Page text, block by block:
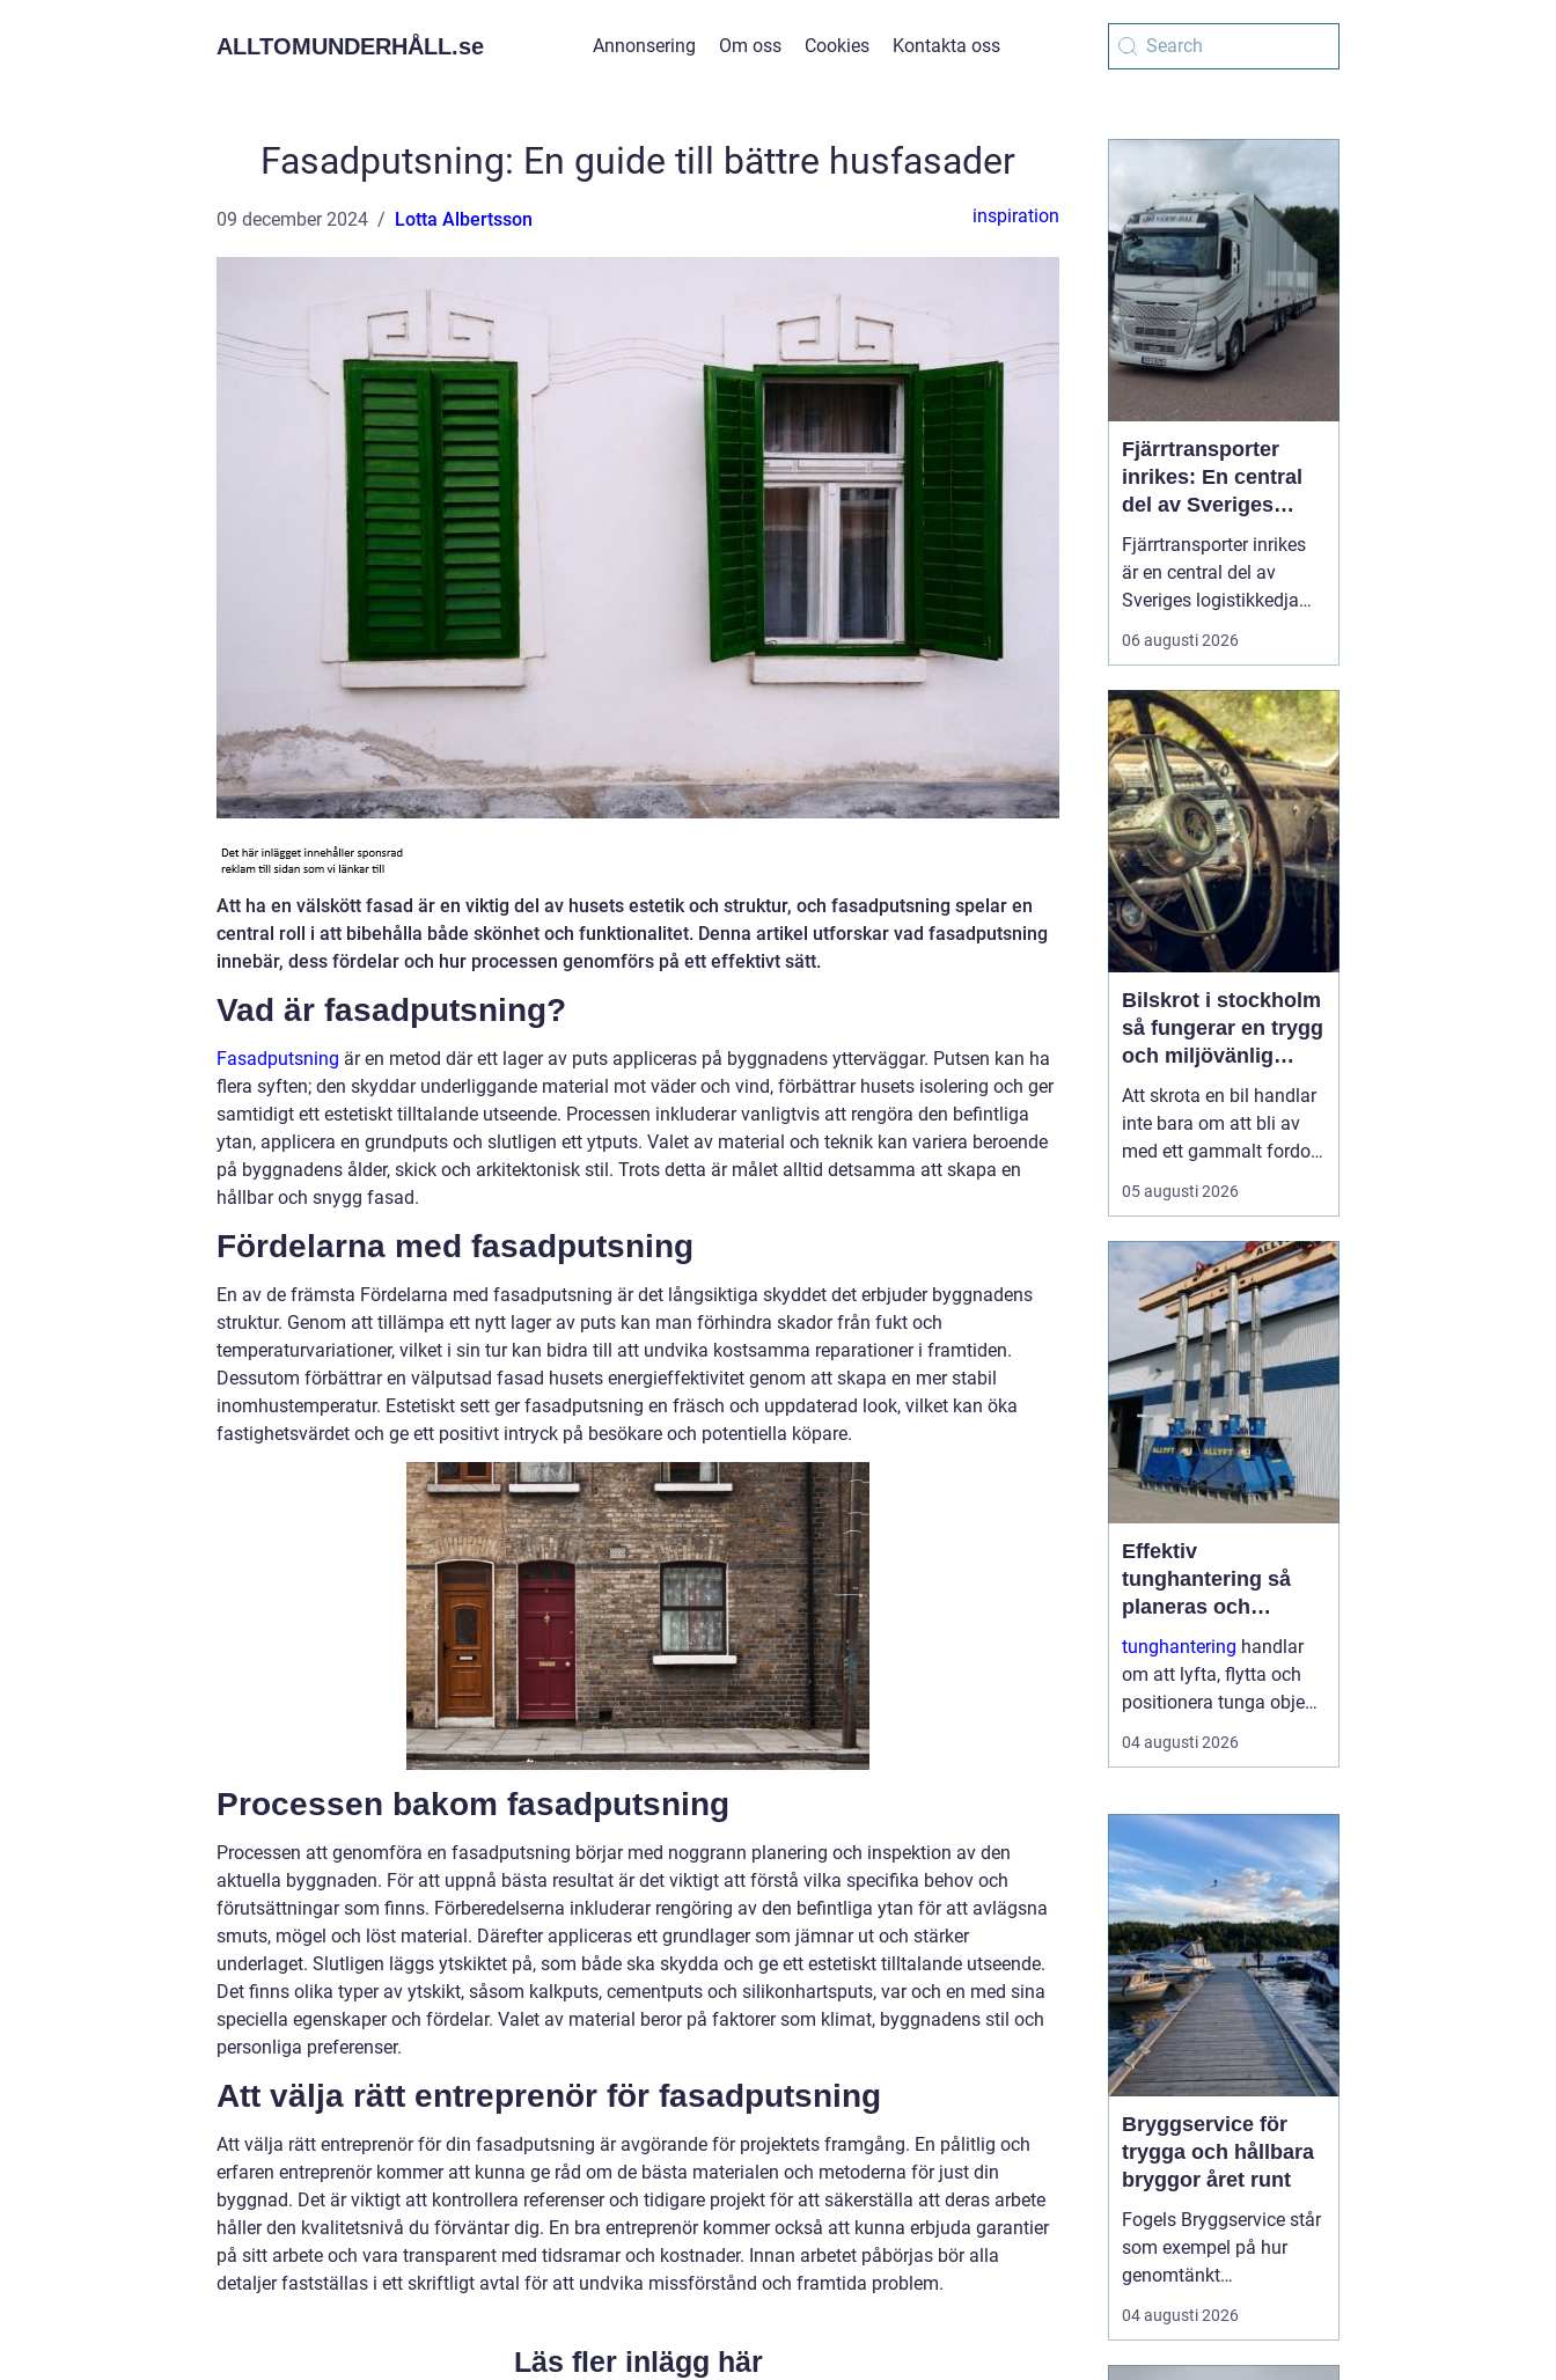
ALLTOMUNDERHÅLL.se Annonsering Om oss Cookies Kontakta oss
Fasadputsning: En guide till bättre husfasader
09 december 2024 Lotta Albertsson inspiration
Att ha en välskött fasad är en viktig del av husets estetik och struktur, och fasadputsning spelar en
central roll i att bibehålla både skönhet och funktionalitet. Denna artikel utforskar vad fasadputsning
innebär, dess fördelar och hur processen genomförs på ett effektivt sätt.
Vad är fasadputsning?
Fasadputsning är en metod där ett lager av puts appliceras på byggnadens ytterväggar. Putsen kan ha
flera syften; den skyddar underliggande material mot väder och vind, förbättrar husets isolering och ger
samtidigt ett estetiskt tilltalande utseende. Processen inkluderar vanligtvis att rengöra den befintliga
ytan, applicera en grundputs och slutligen ett ytputs. Valet av material och teknik kan variera beroende
på byggnadens ålder, skick och arkitektonisk stil. Trots detta är målet alltid detsamma att skapa en
hållbar och snygg fasad.
Fördelarna med fasadputsning
En av de främsta Fördelarna med fasadputsning är det långsiktiga skyddet det erbjuder byggnadens
struktur. Genom att tillämpa ett nytt lager av puts kan man förhindra skador från fukt och
temperaturvariationer, vilket i sin tur kan bidra till att undvika kostsamma reparationer i framtiden.
Dessutom förbättrar en välputsad fasad husets energieffektivitet genom att skapa en mer stabil
inomhustemperatur. Estetiskt sett ger fasadputsning en fräsch och uppdaterad look, vilket kan öka
fastighetsvärdet och ge ett positivt intryck på besökare och potentiella köpare.
Processen bakom fasadputsning
Processen att genomföra en fasadputsning börjar med noggrann planering och inspektion av den
aktuella byggnaden. För att uppnå bästa resultat är det viktigt att förstå vilka specifika behov och
förutsättningar som finns. Förberedelserna inkluderar rengöring av den befintliga ytan för att avlägsna
smuts, mögel och löst material. Därefter appliceras ett grundlager som jämnar ut och stärker
underlaget. Slutligen läggs ytskiktet på, som både ska skydda och ge ett estetiskt tilltalande utseende.
Det finns olika typer av ytskikt, såsom kalkputs, cementputs och silikonhartsputs, var och en med sina
speciella egenskaper och fördelar. Valet av material beror på faktorer som klimat, byggnadens stil och
personliga preferenser.
Att välja rätt entreprenör för fasadputsning
Att välja rätt entreprenör för din fasadputsning är avgörande för projektets framgång. En pålitlig och
erfaren entreprenör kommer att kunna ge råd om de bästa materialen och metoderna för just din
byggnad. Det är viktigt att kontrollera referenser och tidigare projekt för att säkerställa att deras arbete
håller den kvalitetsnivå du förväntar dig. En bra entreprenör kommer också att kunna erbjuda garantier
på sitt arbete och vara transparent med tidsramar och kostnader. Innan arbetet påbörjas bör alla
detaljer fastställas i ett skriftligt avtal för att undvika missförstånd och framtida problem.
Läs fler inlägg här
Fjärrtransporter
inrikes: En central
del av Sveriges
logistikkedja
Fjärrtransporter inrikes
är en central del av
Sveriges logistikkedja
och avgörande för att
varor ska nå rätt plats i
välplanerade rutter,
samordnade flöden och
moderna fordon kan
före...
06 augusti 2026
Bilskrot i stockholm
så fungerar en trygg
och miljövänlig
skrotning
Att skrota en bil handlar
inte bara om att bli av
med ett gammalt fordon.
För många bilägare i
Stockholm väcker
går skrotningen till?
Vilka papper behövs?
Hur ser man till att bilen
tas om hand på ett
miljöriktigt sätt? En
seriö...
05 augusti 2026
Effektiv
tunghantering så
planeras och
genomförs säkra
lyft
tunghantering handlar
om att lyfta, flytta och
positionera tunga objekt
som maskiner, hus, broar
och stora
Arbetet kräver noggrann
planering,
specialutrustning och ett
stort fokus på
säkerhet....
04 augusti 2026
Bryggservice för
trygga och hållbara
bryggor året runt
Fogels Bryggservice står
som exempel på hur
genomtänkt
bryggservice kan
förvandla en brygga från
04 augusti 2026